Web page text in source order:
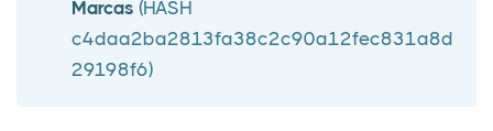
Marcas (HASH
c4daa2ba2813fa38c2c90a12fec831a8d
29198f6)